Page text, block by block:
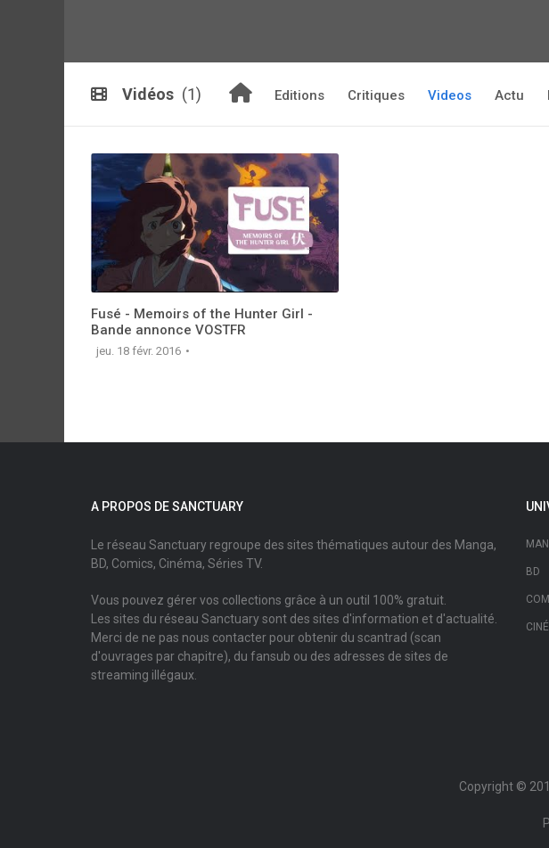
Vidéos (1) Editions Critiques Videos Actu
Fusé - Memoirs of the Hunter Girl -
Bande annonce VOSTFR
jeu. 18 févr. 2016
A PROPOS DE SANCTUARY
Le réseau Sanctuary regroupe des sites thématiques autour des Manga,
BD, Comics, Cinéma, Séries TV.
Vous pouvez gérer vos collections grâce à un outil 100% gratuit.
Les sites du réseau Sanctuary sont des sites d'information et d'actualité.
Merci de ne pas nous contacter pour obtenir du scantrad (scan
d'ouvrages par chapitre), du fansub ou des adresses de sites de
streaming illégaux.
BD
Copyright ©